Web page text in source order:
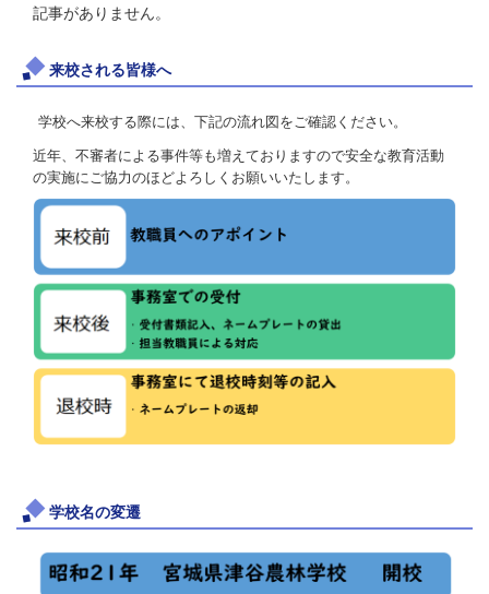
記事がありません。
来校される皆様へ
学校へ来校する際には、下記の流れ図をご確認ください。
近年、不審者による事件等も増えておりますので安全な教育活動
の実施にご協力のほどよろしくお願いいたします。
学校名の変遷